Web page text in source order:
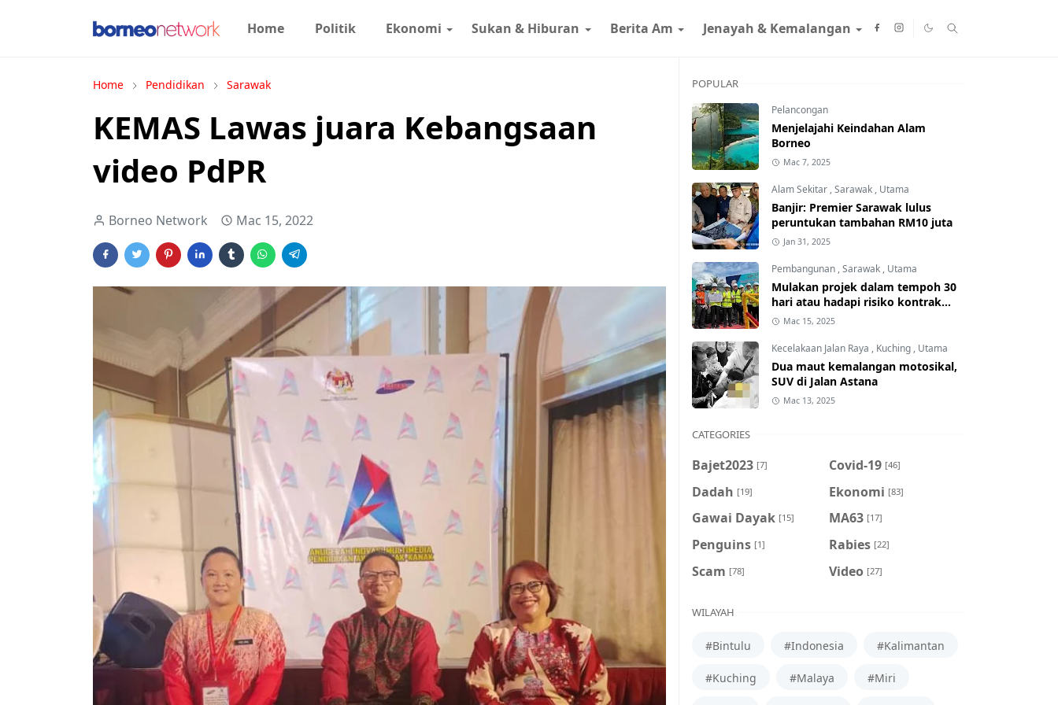
Home Politik Ekonomi Sukan & Hiburan Berita Am Jenayah & Kemalangan
Home Pendidikan Sarawak
KEMAS Lawas juara Kebangsaan
video PdPR
Borneo Network Mac 15, 2022
POPULAR
Pelancongan
Menjelajahi Keindahan Alam
Borneo
Mac 7, 2025
Alam Sekitar ,Sarawak , Utama
Banjir: Premier Sarawak lulus
peruntukan tambahan RM10 juta
Jan 31, 2025
Pembangunan ,Sarawak , Utama
Mulakan projek dalam tempoh 30
hari atau hadapi risiko kontrak
ditamatkan
Mac 15, 2025
Kecelakaan Jalan Raya , Kuching , Utama
Dua maut kemalangan motosikal,
SUV di Jalan Astana
Mac 13, 2025
CATEGORIES
Bajet2023 [7] Covid-19 [46]
Dadah [19] Ekonomi [83]
Gawai Dayak [15] MA63 [17]
Penguins [1] Rabies [22]
Scam [78] Video [27]
WILAYAH
#Bintulu #Indonesia #Kalimantan
#Kuching #Malaya #Miri